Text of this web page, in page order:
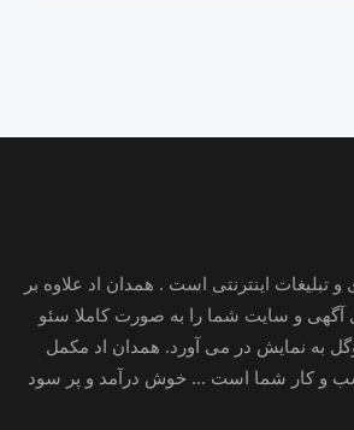
تبلیغات اینترنتی است . همدان اد علاوه بر
آگهی و سایت شما را به صورت کاملا سئو
به نمایش در می آورد. همدان اد مکمل
و کار شما است ... خوش درآمد و پر سود